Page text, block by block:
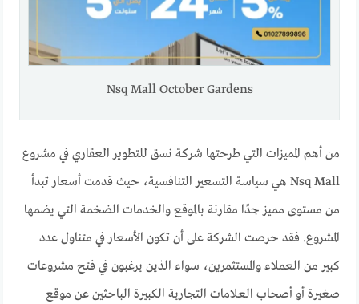
Nsq Mall October Gardens
من أهم المميزات التي طرحتها شركة نسق للتطوير العقاري في مشروع
Nsq Mall هي سياسة التسعير التنافسية، حيث قدمت أسعار تبدأ
من مستوى مميز جدًا مقارنة بالموقع والخدمات الضخمة التي يضمها
المشروع. فقد حرصت الشركة على أن تكون الأسعار في متناول عدد
كبير من العملاء والمستثمرين، سواء الذين يرغبون في فتح مشروعات
صغيرة أو أصحاب العلامات التجارية الكبيرة الباحثين عن موقع